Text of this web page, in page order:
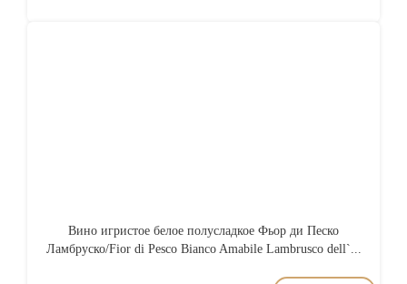
Вино игристое белое полусладкое Фьор ди Песко
Ламбруско/Fior di Pesco Bianco Amabile Lambrusco dell`...